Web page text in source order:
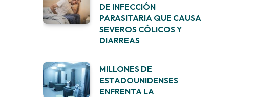
DE INFECCIÓN
PARASITARIA QUE CAUSA
SEVEROS CÓLICOS Y
DIARREAS
MILLONES DE
ESTADOUNIDENSES
ENFRENTA LA